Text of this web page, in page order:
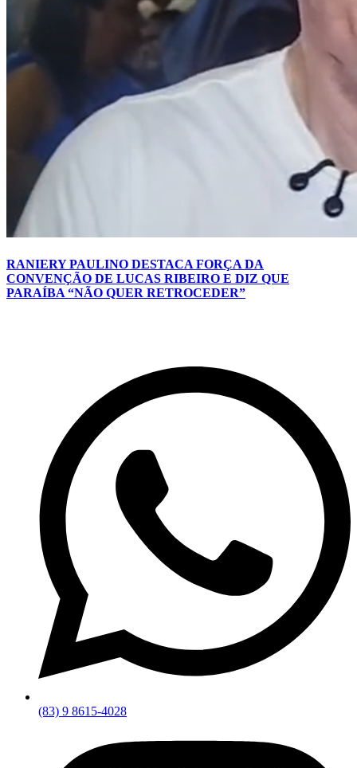
RANIERY PAULINO DESTACA FORÇA DA
CONVENÇÃO DE LUCAS RIBEIRO E DIZ QUE
PARAÍBA “NÃO QUER RETROCEDER”
(83) 9 8615-4028